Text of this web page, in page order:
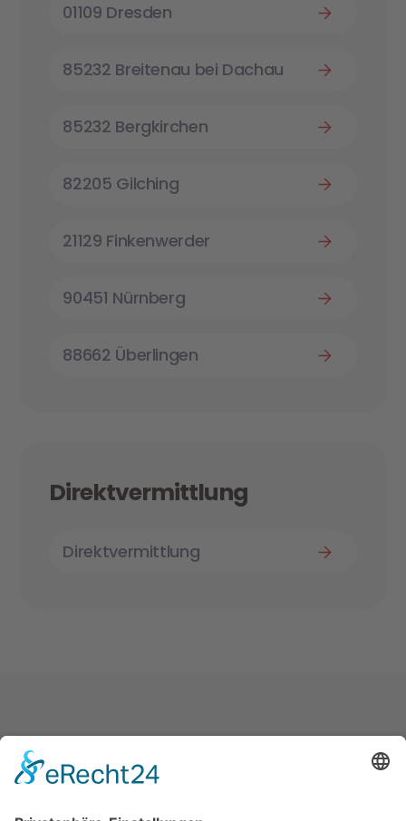
01109 Dresden
85232 Breitenau bei Dachau
85232 Bergkirchen
82205 Gilching
21129 Finkenwerder
90451 Nürnberg
88662 Überlingen
Direktvermittlung
Direktvermittlung